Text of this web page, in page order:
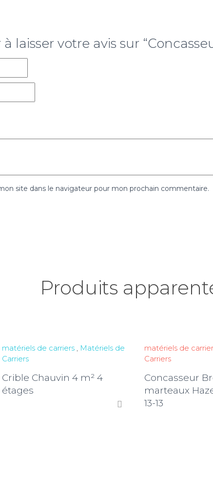
laisser votre avis sur
site dans le navigateur pour mon prochain commentaire.
Produits
matériels de carriers, Matériels de
Carriers
Crible Chauvin 4 m² 4
étages
matériels de
Carriers
Concasseur
marteaux
13-13